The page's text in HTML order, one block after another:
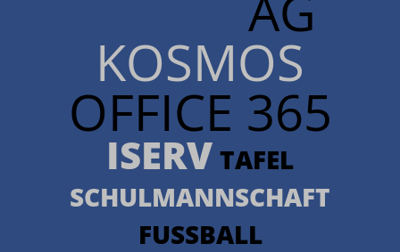
KOSMOS
OFFICE 365
ISERV TAFEL
SCHULMANNSCHAFT
FUSSBALL